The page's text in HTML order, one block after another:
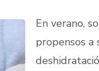
En verano,
propensos a